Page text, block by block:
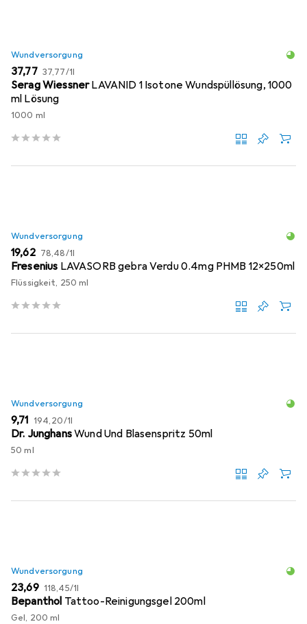
Wundversorgung
EUR
37,77 EUR
37,77/1l
Serag WiessnerLAVANID 1 Isotone Wundspüllösung, 1000
ml Lösung
1000 ml
Wundversorgung
EUR
19,62 EUR
78,48/1l
Fresenius LAVASORB gebra Verdu 0.4mg PHMB 12x250ml
Flüssigkeit, 250 ml
Wundversorgung
EUR
9,71 EUR
194,20/1l
Dr. JunghansWund Und Blasenspritz 50ml
50 ml
Wundversorgung
EUR
23,69 EUR
118,45/1l
Bepanthol Tattoo-Reinigungsgel 200ml
Gel, 200 ml